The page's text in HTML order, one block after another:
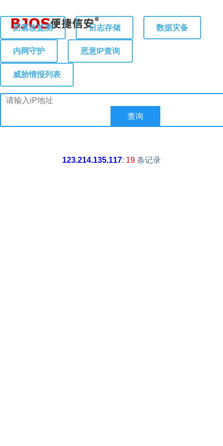
防篡改监测 日志存储 数据灾备
内网守护 恶意IP查询
威胁情报列表
123.214.135.117: 19 条记录